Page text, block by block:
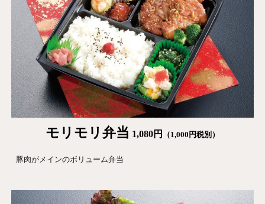
モリモリ 弁当 1,080円 （1,000円税別）
豚肉がメインのボリューム弁当